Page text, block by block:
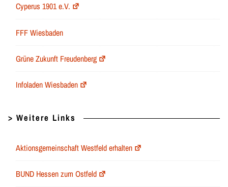
Cyperus 1901 e.V.
FFF Wiesbaden
Grüne Zukunft Freudenberg
Infoladen Wiesbaden
> Weitere Links
Aktionsgemeinschaft Westfeld erhalten
BUND Hessen zum Ostfeld